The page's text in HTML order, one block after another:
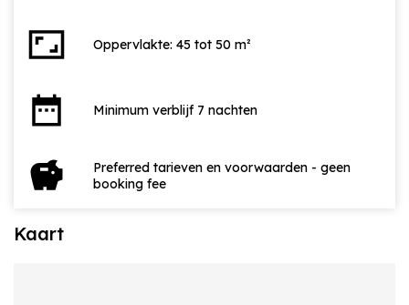
aspect_ratio Oppervlakte: 45 tot 50 m²
date_range Minimum verblijf 7 nachten
savings
Preferred tarieven en voorwaarden - geen
booking fee
Kaart